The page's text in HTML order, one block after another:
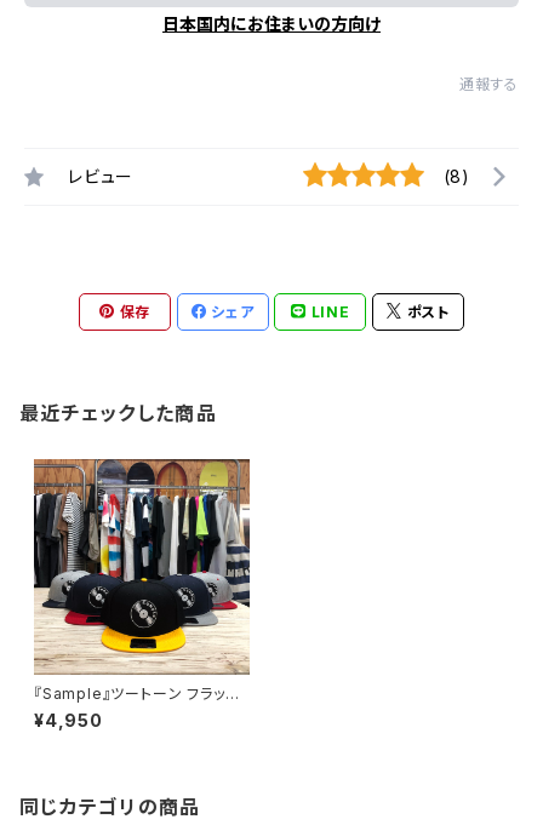
日本国内にお住まいの方向け
通報する
レビュー (8)
保存 シェア LINE ポスト
最近チェックした商品
『Sample』ツートーン フラット
¥4,950
同じカテゴリの商品